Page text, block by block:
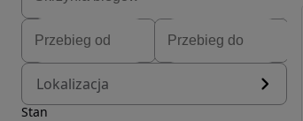
Lokalizacja
Stan